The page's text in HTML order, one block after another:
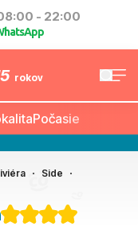
- 22:00
rokov
Počasie
Side